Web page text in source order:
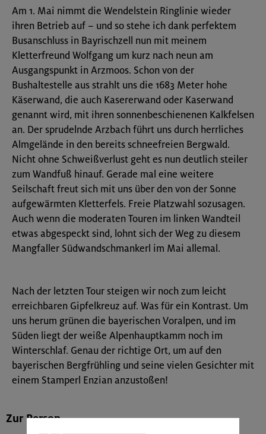
Am 1. Mai nimmt die Wendelstein Ringlinie wieder
ihren Betrieb auf – und so stehe ich dank perfektem
Busanschluss in Bayrischzell nun mit meinem
Kletterfreund Wolfgang um kurz nach neun am
Ausgangspunkt in Arzmoos. Schon von der
Bushaltestelle aus strahlt uns die 1683 Meter hohe
Käserwand, die auch Kasererwand oder Kaserwand
genannt wird, mit ihren sonnenbeschienenen Kalkfelsen
an. Der sprudelnde Arzbach führt uns durch herrliches
Almgelände in den bereits schneefreien Bergwald.
Nicht ohne Schweißverlust geht es nun deutlich steiler
zum Wandfuß hinauf. Gerade mal eine weitere
Seilschaft freut sich mit uns über den von der Sonne
aufgewärmten Kletterfels. Freie Platzwahl sozusagen.
Auch wenn die moderaten Touren im linken Wandteil
etwas abgespeckt sind, lohnt sich der Weg zu diesem
Mangfaller Südwandschmankerl im Mai allemal.
Nach der letzten Tour steigen wir noch zum leicht
erreichbaren Gipfelkreuz auf. Was für ein Kontrast. Um
uns herum grünen die bayerischen Voralpen, und im
Süden liegt der weiße Alpenhauptkamm noch im
Winterschlaf. Genau der richtige Ort, um auf den
bayerischen Bergfrühling und seine vielen Gesichter mit
einem Stamperl Enzian anzustoßen!
Zur Person